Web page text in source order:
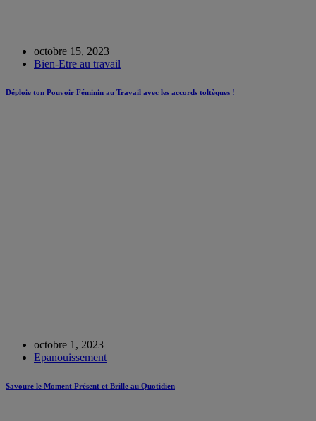
octobre 15, 2023
Bien-Etre au travail
Déploie ton Pouvoir Féminin au Travail avec les accords toltèques !
octobre 1, 2023
Epanouissement
Savoure le Moment Présent et Brille au Quotidien